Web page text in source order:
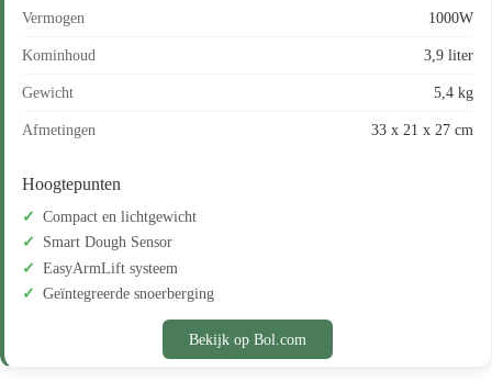
Vermogen 1000W
Kominhoud 3,9 liter
Gewicht 5,4 kg
Afmetingen 33 x 21 x 27 cm
Hoogtepunten
Compact en lichtgewicht
Smart Dough Sensor
EasyArmLift systeem
Geïntegreerde snoerberging
Bekijk op Bol.com